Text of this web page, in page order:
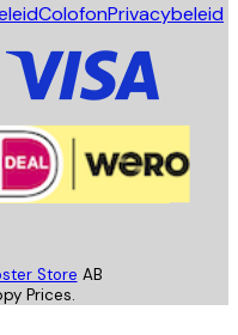
ColofonPrivacybeleid
Store AB
Prices.